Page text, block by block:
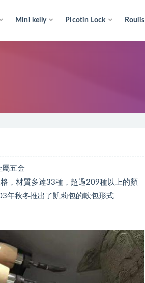
Mini kelly Picotin Lock Roulis
五金
，材質多達33種，超過209種以上的顏
年秋冬推出了凱莉包的軟包形式